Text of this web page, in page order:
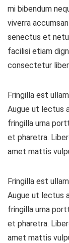
mi bibendum
viverra
senectus et
facilisi etiam
consectetur
Fringilla est
Augue ut lectus
fringilla urna
et pharetra.
amet mattis
Fringilla est
Augue ut lectus
fringilla urna
et pharetra.
amet mattis